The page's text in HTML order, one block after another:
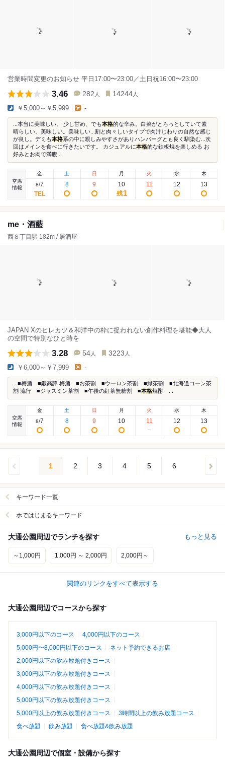
営業時間変更のお知らせ 平日17:00〜23:00／土日祝16:00〜23:00
3.46 282 人 14244 人
￥5,000～￥5,999 -
...本当に美味しい。 少し甘め、でも本格的な辛み。白菜がとろっとしていて素
晴らしい。美味しい。美味しい...割と肉々しいタイプで肉汁じわりの自然な感じ
が良し。デミも本格系の中に親しみやすさがありハンバーグとも良く馴染む...次
回はメインを食べに行きたいです。 カジュアルに本格的な鉄板焼を楽しめる お
好みとお肉で満腹...
空席
情報
金
8/7
土
8
日
9
月
10
残1
火
11
水
12
木
13
me・酒藍
西８丁目駅 182m / 居酒屋
JAPAN Xのヒレカツ＆和洋中の枠に捉われない創作料理を堪能◆大人
の空間で特別なひと時を
3.28 54 人 3223 人
￥6,000～￥7,999 -
...■梅酒 ■鍛高譚 梅酒 ■お茶割 ■ウーロン茶割 ■緑茶割 ■北海道コーン茶
割 流行 ■ジャスミン茶割 ■午後の紅茶無糖割 ■本格焼酎 ...
空席
情報
金
8/7
土
8
日
9
月
10
火
11
水
12
木
13
1 2 3 4 5 6
キーワード一覧
ホではじまるキーワード
大通公園周辺でランチを探す もっと見る
～1,000円 1,000円 ～ 2,000円 2,000円～
関連のリンクをすべて表示する
大通公園周辺でコースから探す
3,000円以下のコース
4,000円以下のコース
5,000円〜8,000円以下のコース
ネット予約できるお店
2,000円以下の飲み放題付きコース
3,000円以下の飲み放題付きコース
4,000円以下の飲み放題付きコース
5,000円以下の飲み放題付きコース
5,000円以上の飲み放題付きコース
3時間以上の飲み放題コース
食べ放題
飲み放題 食べ放題&飲み放題
大通公園周辺で個室・設備から探す